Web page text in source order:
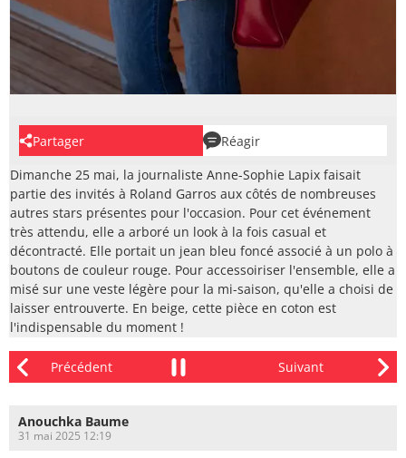
Partager
Réagir
Dimanche 25 mai, la journaliste Anne-Sophie Lapix faisait
partie des invités à Roland Garros aux côtés de nombreuses
autres stars présentes pour l'occasion. Pour cet événement
très attendu, elle a arboré un look à la fois casual et
décontracté. Elle portait un jean bleu foncé associé à un polo à
boutons de couleur rouge. Pour accessoiriser l'ensemble, elle a
misé sur une veste légère pour la mi-saison, qu'elle a choisi de
laisser entrouverte. En beige, cette pièce en coton est
l'indispensable du moment !
Anouchka Baume
31 mai 2025 12:19